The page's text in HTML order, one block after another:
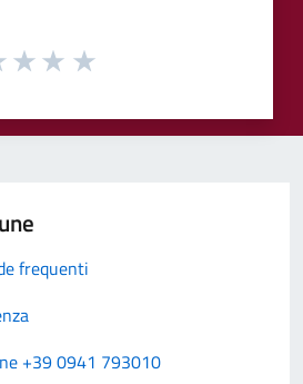
frequenti
+39 0941 793010